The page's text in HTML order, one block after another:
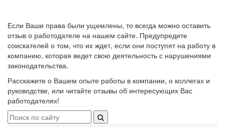
Если Ваши права были ущемлены, то всегда можно оставить
отзыв о работодателе на нашем сайте. Предупредите
соискателей о том, что их ждет, если они поступят на работу в
компанию, которая ведет свою деятельность с нарушениями
законодательства.
Расскажите о Вашем опыте работы в компании, о коллегах и
руководстве, или читайте отзывы об интересующих Вас
работодателях!